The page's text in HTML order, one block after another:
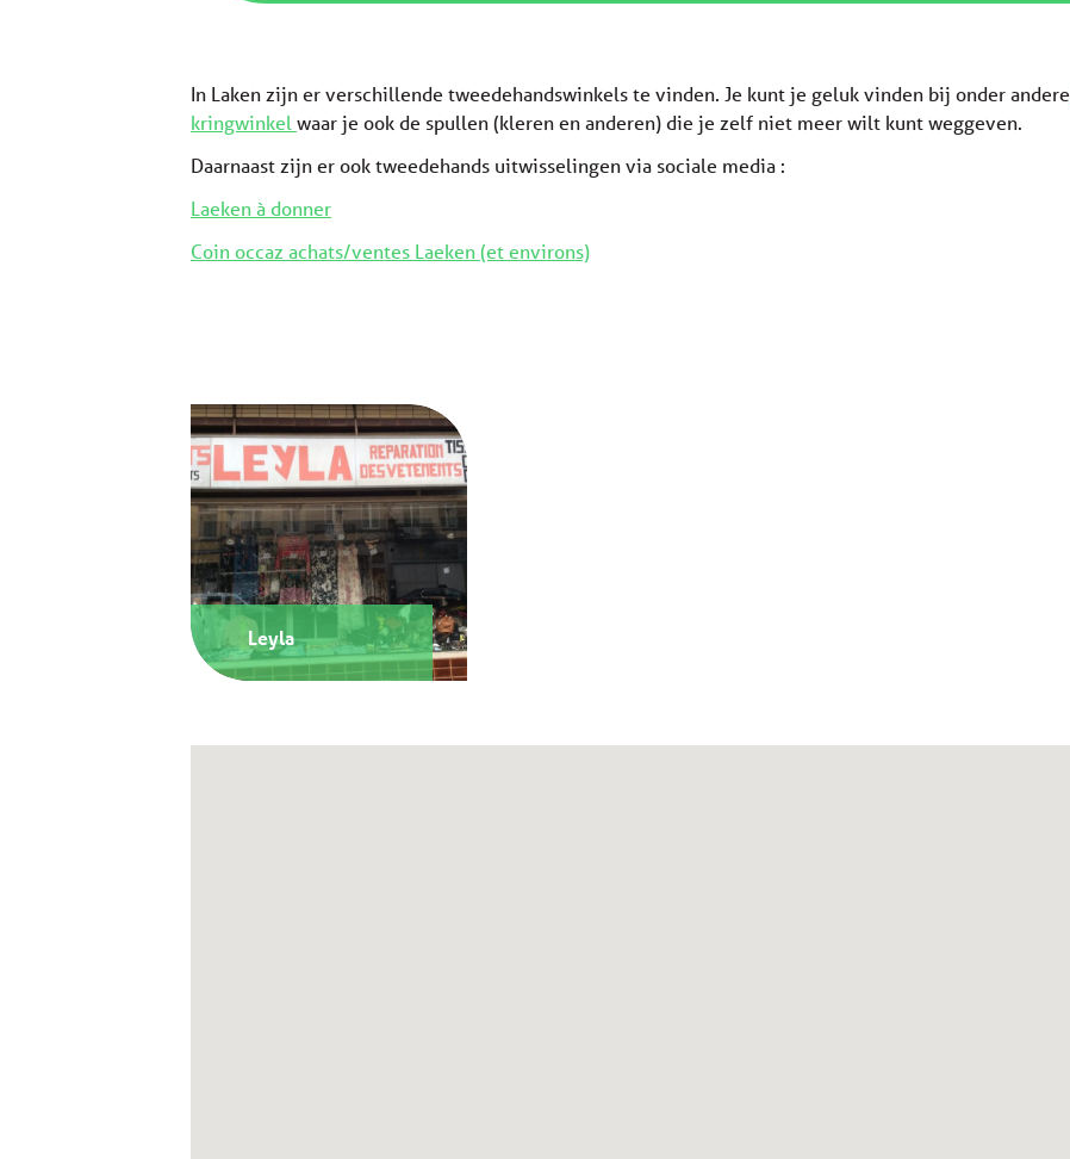
In Laken zijn er verschillende tweedehandswinkels te vinden. Je kunt je geluk vinden bij onder andere
kringwinkel waar je ook de spullen (kleren en anderen) die je zelf niet meer wilt kunt weggeven.
Daarnaast zijn er ook tweedehands uitwisselingen via sociale media :
Laeken à donner
Coin occaz achats/ventes Laeken (et environs)
Leyla